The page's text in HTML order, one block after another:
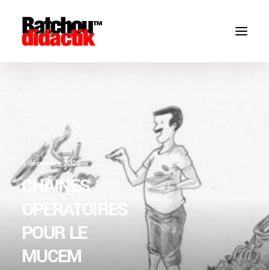
8 décembre 2020
CHAINES
OPÉRATOIRES
POUR LE
MUCEM